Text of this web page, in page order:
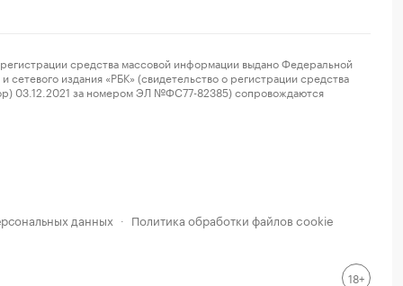
средства массовой информации выдано Федеральной
издания «РБК» (свидетельство о регистрации средства
03.12.2021 за номером ЭЛ №ФС77-82385) сопровождаются
данных · Политика обработки файлов cookie
18+